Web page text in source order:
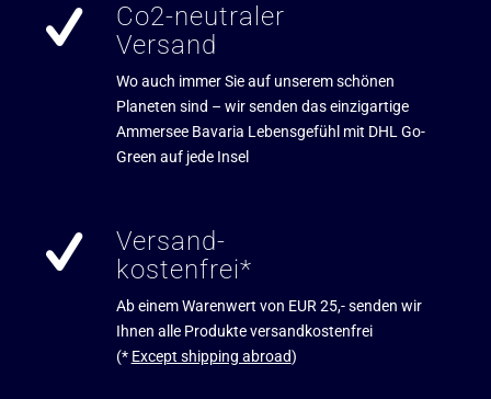
Co2-neutraler
Versand
Wo auch immer Sie auf unserem schönen
Planeten sind – wir senden das einzigartige
Ammersee Bavaria Lebensgefühl mit DHL Go-
Green auf jede Insel
Versand-
kostenfrei*
Ab einem Warenwert von EUR 25,- senden wir
Ihnen alle Produkte versandkostenfrei
(* Except shipping abroad)